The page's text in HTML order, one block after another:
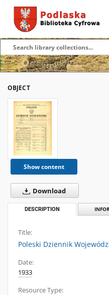
OBJECT
Show content
Download
DESCRIPTION
Title:
Poleski Dziennik
Date:
1933
Resource Type: